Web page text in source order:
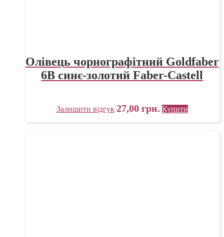
Олівець чорнографітний Goldfaber
6B синє-золотий Faber-Castell
Залишити відгук 27,00 грн. Купити